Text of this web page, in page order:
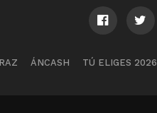
ÁNCASH TÚ ELIGES 2026